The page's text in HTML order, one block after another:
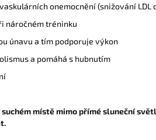
onemocnění (snižování LDL
náročném tréninku
únavu a tím podporuje výkon
a pomáhá s hubnutím
suchém místě mimo přímé sluneční